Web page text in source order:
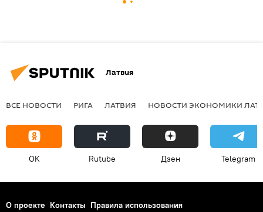
Латвия
ВСЕ НОВОСТИ РИГА ЛАТВИЯ НОВОСТИ ЭКОНОМИКИ
OK Rutube Дзен Telegram
О проекте Контакты Правила использования